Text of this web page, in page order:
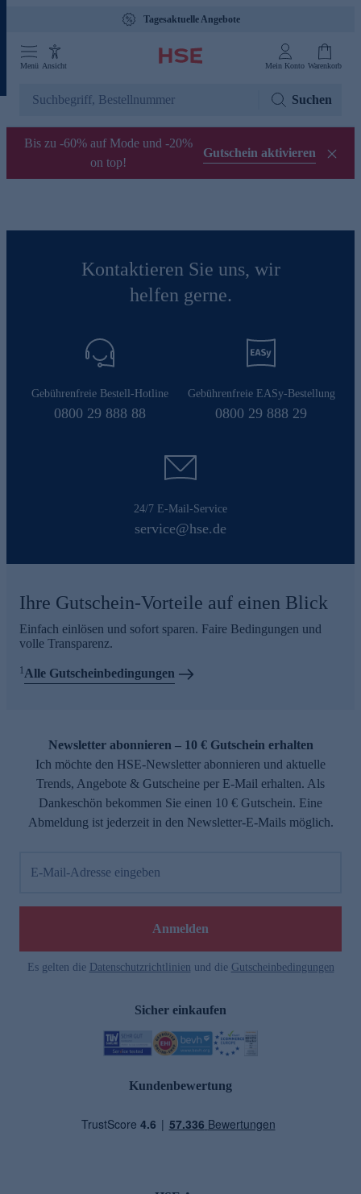
Tagesaktuelle Angebote
Menü Ansicht Mein Konto Warenkorb
Suchen
Bis zu -60% auf Mode und -20%
on top!
Gutschein aktivieren
Kontaktieren Sie uns, wir
helfen gerne.
Gebührenfreie Bestell-Hotline
0800 29 888 88
Gebührenfreie EASy-Bestellung
0800 29 888 29
24/7 E-Mail-Service
service@hse.de
Ihre Gutschein-Vorteile auf einen Blick
Einfach einlösen und sofort sparen. Faire Bedingungen und
volle Transparenz.
1Alle Gutscheinbedingungen
Newsletter abonnieren – 10 € Gutschein erhalten
Ich möchte den HSE-Newsletter abonnieren und aktuelle
Trends, Angebote & Gutscheine per E-Mail erhalten. Als
Dankeschön bekommen Sie einen 10 € Gutschein. Eine
Abmeldung ist jederzeit in den Newsletter-E-Mails möglich.
E-Mail-Adresse eingeben
Anmelden
Es gelten die Datenschutzrichtlinien und die Gutscheinbedingungen
Sicher einkaufen
Kundenbewertung